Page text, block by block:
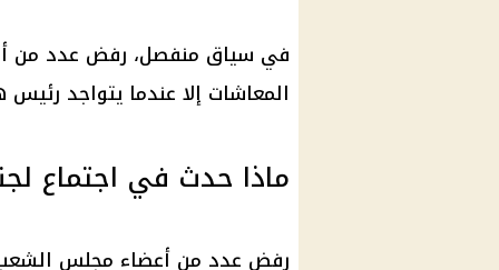
في سياق منفصل، رفض عدد من
المعاشات إلا عندما يتواجد
ماذا حدث في اجتماع
رفض عدد من أعضاء مجلس